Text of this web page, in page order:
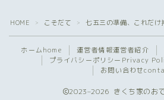
HOME ＞ こそだて ＞ 七五三の準備、これだけ
ホームhome 運営者情報運営者紹介
プライバシーポリシー Privacy
お問い合わせ
2023–2026 きくち家のお